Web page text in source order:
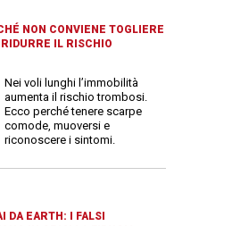
NON CONVIENE TOGLIERE
IL RISCHIO
Nei voli lunghi l’immobilità
aumenta il rischio trombosi.
Ecco perché tenere scarpe
comode, muoversi e
riconoscere i sintomi.
DA EARTH: I FALSI